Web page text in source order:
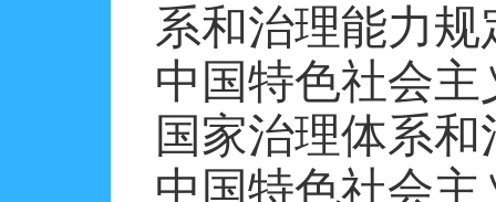
系和治理能力
中国特色社会
国家治理体系
中国特色社会